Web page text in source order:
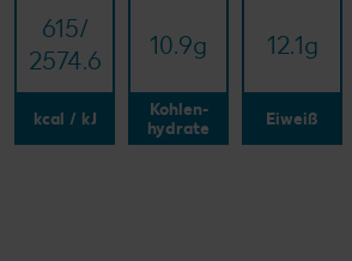
615/​
2574.6
kcal / kJ
10.9g
Kohlen-
hydrate
12.1g
Eiweiß